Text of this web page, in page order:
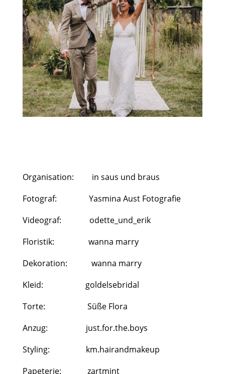
Organisation: in saus und braus
Fotograf:
Yasmina Aust Fotografie
Videograf: odette_und_erik
Floristik:
wanna marry
Dekoration:
wanna marry
Kleid:
goldelsebridal
Torte: Süße Flora
Anzug:
just.for.the.boys
Styling:
km.hairandmakeup
Papeterie:
zartmint